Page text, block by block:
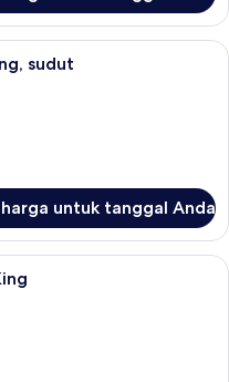
Deluks, 1 Tempat Tidur King,
sudut
untuk tanggal Anda
bulu angsa, brankas, meja